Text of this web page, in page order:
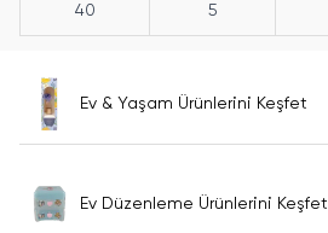
40 5
Ev & Yaşam Ürünlerini Keşfet
Ev Düzenleme Ürünlerini Keşfet